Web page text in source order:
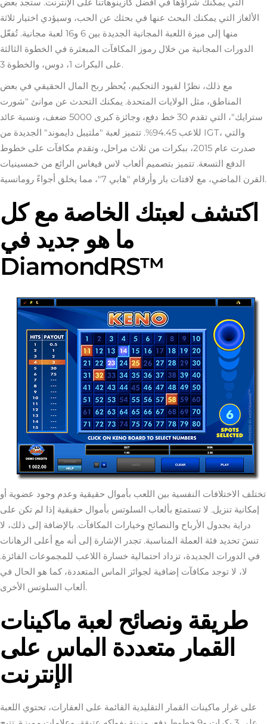
التي يمكنك شراؤها في أفضل كازينوهاتنا على الإنترنت. ستجد بعض
الألغاز التي يمكنك البحث عنها في بحثك عن الحب، وسيؤدي اختيار ثلاثة
منها إلى ميزة اللعبة المجانية الجديدة بين 6 و16 لعبة مجانية. تُفعّل
الدورات المجانية من خلال رموز المكافآت المبعثرة في الخطوة الثالثة
على البكرات 1، دوس، والخطوة 3.
مع ذلك، نظرًا لقيود التحكيم، يُحظر ربح المال الحقيقي في بعض
المناطق، مثل الولايات المتحدة. يمكنك التحدث عن موانئ "شورت
سترايك"، التي تقدم 30 خط دفع، وجائزة كبرى 5000 ضعف، ونسبة عائد
للاعب 94.45%. تتميز لعبة "ملتيبل دايموند" الجديدة من IGT، والتي
صدرت عام 2015، ببكرات من ثلاث مراحل، وتقدم مكافآت على خطوط
الدفع التسعة. تتميز بتصميم ألعاب لاس فيغاس الرائع من خمسينيات
القرن الماضي، مع لافتات بار وأرقام "هابي 7"، مما يخلق أجواءً رومانسية.
اكتشف لعبتك الخاصة مع كل
ما هو جديد في
DiamondRS™
تختلف الاختلافات النفسية بين اللعب بأموال حقيقية وعدم وجود عضوية أو
إمكانية تنزيل. لا تستمتع بألعاب السلوتس بأموال حقيقية إذا لم تكن على
دراية بجدول الأرباح والنصائح وخيارات المكافآت. بالإضافة إلى ذلك، لا
تنسَ تحديد فئة العملة المناسبة. تجدر الإشارة إلى أنه مع أعلى الرهانات
في الدورات الجديدة، تزداد احتمالية خسارة اللاعب للمجموعات الفائزة.
لا، لا توجد مكافآت إضافية لجوائز الماس المتعددة، كما هو الحال في
ألعاب السلوتس الأخرى.
طريقة ونصائح لعبة ماكينات
القمار متعددة الماس على
الإنترنت
على غرار ماكينات القمار التقليدية القائمة على العقارات، تحتوي اللعبة